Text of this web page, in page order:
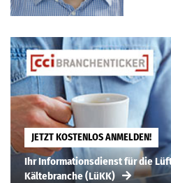
JETZT KOSTENLOS ANMELDEN!
Ihr Informationsdienst für die
Kältebranche (LüKK)